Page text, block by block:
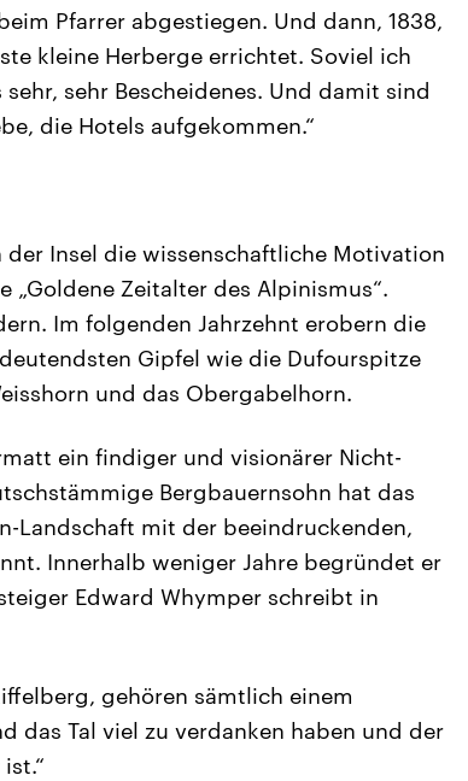
Pfarrer abgestiegen. Und dann, 1838,
kleine Herberge errichtet. Soviel ich
sehr Bescheidenes. Und damit sind
die Hotels aufgekommen.“
Insel die wissenschaftliche Motivation
Zeitalter des Alpinismus“.
Im folgenden Jahrzehnt erobern die
Gipfel wie die Dufourspitze
und das Obergabelhorn.
ein findiger und visionärer Nicht-
Bergbauernsohn hat das
Landschaft mit der beeindruckenden,
Innerhalb weniger Jahre begründet er
Edward Whymper schreibt in
gehören sämtlich einem
das Tal viel zu verdanken haben und der